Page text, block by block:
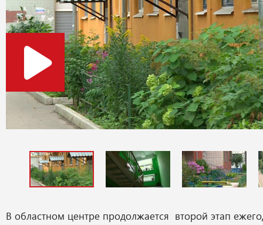
В областном центре продолжается второй этап